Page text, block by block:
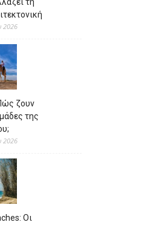
2026
ζουν
της
2026
Οι